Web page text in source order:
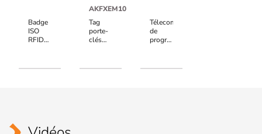
Badge
ISO
RFID
EM-
les
AKFXEM10
Tag
porte-
clés
68,
Télecommande
de
programmation
autonomes